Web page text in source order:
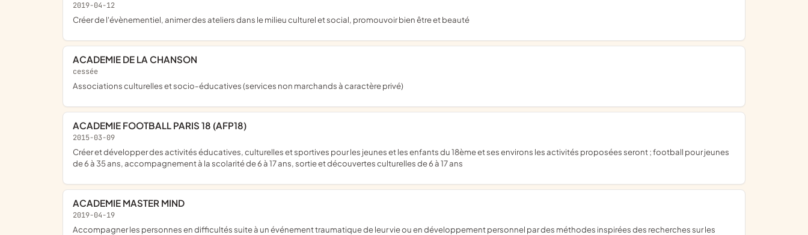
2019-04-12
créer de l'évènementiel, animer des ateliers dans le milieu culturel et social, promouvoir bien être et beauté
ACADEMIE DE LA CHANSON
cessée
Associations culturelles et socio-éducatives (services non marchands à caractère privé)
ACADEMIE FOOTBALL PARIS 18 (AFP18)
2015-03-09
créer et développer des activités éducatives, culturelles et sportives pour les jeunes et les enfants du 18ème et ses environs les activités proposées seront ; football pour jeunes
de 6 à 35 ans, accompagnement à la scolarité de 6 à 17 ans, sortie et découvertes culturelles de 6 à 17 ans
ACADEMIE MASTER MIND
2019-04-19
accompagner les personnes en difficultés suite à un événement traumatique de leur vie ou en développement personnel par des méthodes inspirées des recherches sur les